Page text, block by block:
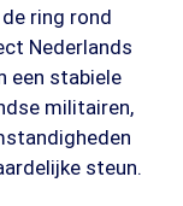
ring rond
Nederlands
een stabiele
militairen,
steun.